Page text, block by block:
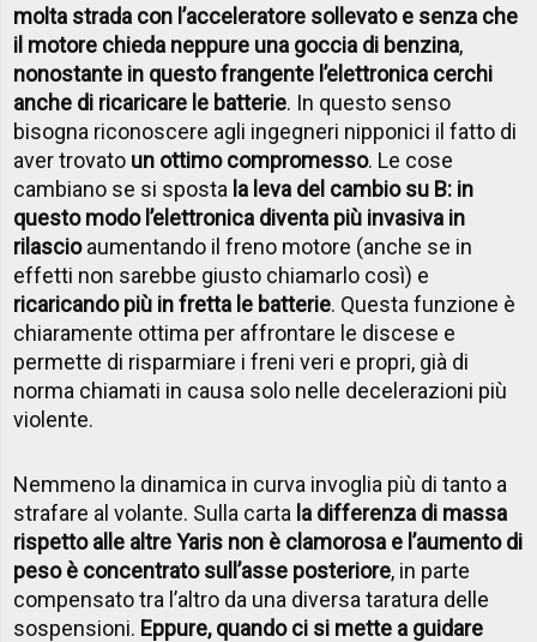
molta strada con l’acceleratore sollevato e senza che
il motore chieda neppure una goccia di benzina,
nonostante in questo frangente l’elettronica cerchi
anche di ricaricare le batterie. In questo senso
bisogna riconoscere agli ingegneri nipponici il fatto di
aver trovato un ottimo compromesso. Le cose
cambiano se si sposta la leva del cambio su B: in
questo modo l’elettronica diventa più invasiva in
rilascioaumentando il freno motore (anche se in
effetti non sarebbe giusto chiamarlo così) e
ricaricando più in fretta le batterie. Questa funzione è
chiaramente ottima per affrontare le discese e
permette di risparmiare i freni veri e propri, già di
norma chiamati in causa solo nelle decelerazioni più
violente.
Nemmeno la dinamica in curva invoglia più di tanto a
strafare al volante. Sulla carta la differenza di massa
rispetto alle altre Yaris non è clamorosa e l’aumento di
peso è concentrato sull’asse posteriore, in parte
compensato tra l’altro da una diversa taratura delle
sospensioni. Eppure, quando ci si mette a guidare